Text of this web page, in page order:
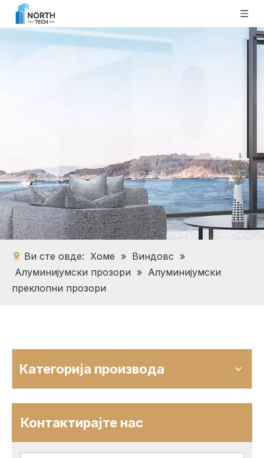
Ви сте овде: Хоме » Виндовс »
Алуминијумски прозори » Алуминијумски
преклопни прозори
Категорија производа
Контактирајте нас